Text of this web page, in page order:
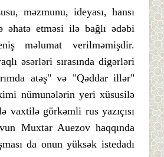
məzmunu, ideyası, hansı
əhatə etməsi ilə bağlı ədəbi
məlumat verilməmişdir.
əsərləri sırasında digərləri
atəş" və "Qəddar illər"
nümunələrin yeri xüsusilə
vaxtilə görkəmli rus yazıçısı
Muxtar Auezov haqqında
da onun yüksək istedadı